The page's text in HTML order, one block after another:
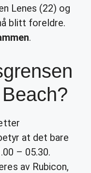
Lenes (22) og
blitt foreldre.
.
at det bare
– 05.30.
av Rubicon,